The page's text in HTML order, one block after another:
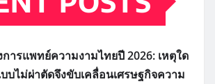
การแพทย์ความงามไทยปี 2026: เหตุใด
บไม่ผ่าตัดจึงขับเคลื่อนเศรษฐกิจความ